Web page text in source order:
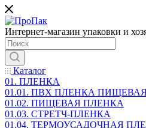
Интернет-магазин упаковки и
Каталог
01. ПЛЕНКА
01.01. ПВХ ПЛЕНКА ПИЩЕВАЯ
01.02. ПИЩЕВАЯ ПЛЕНКА
01.03. СТРЕТЧ-ПЛЕНКА
01.04. ТЕРМОУСАДОЧНАЯ